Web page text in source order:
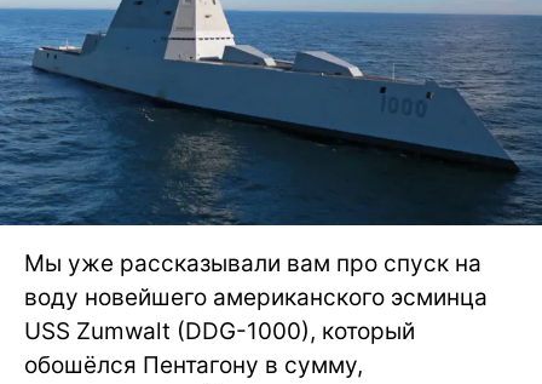
Мы уже рассказывали вам про спуск на
воду новейшего американского эсминца
USS Zumwalt (DDG-1000), который
обошёлся Пентагону в сумму,